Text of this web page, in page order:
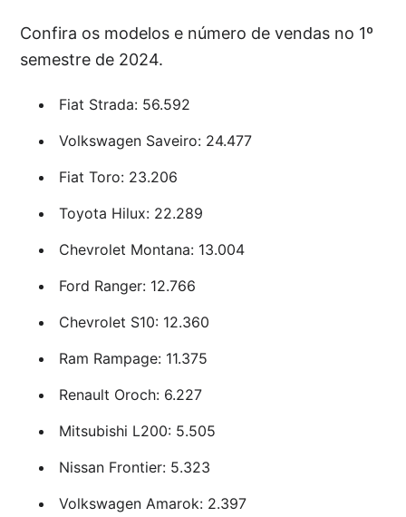
Confira os modelos e número de vendas no 1º
semestre de 2024.
Fiat Strada: 56.592
Volkswagen Saveiro: 24.477
Fiat Toro: 23.206
Toyota Hilux: 22.289
Chevrolet Montana: 13.004
Ford Ranger: 12.766
Chevrolet S10: 12.360
Ram Rampage: 11.375
Renault Oroch: 6.227
Mitsubishi L200: 5.505
Nissan Frontier: 5.323
Volkswagen Amarok: 2.397